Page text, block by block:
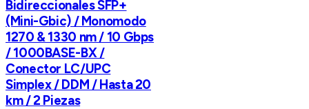
Bidireccionales SFP+
(Mini-Gbic) / Monomodo
1270 & 1330 nm / 10 Gbps
/ 1000BASE-BX /
Conector LC/UPC
Simplex / DDM / Hasta 20
km / 2 Piezas